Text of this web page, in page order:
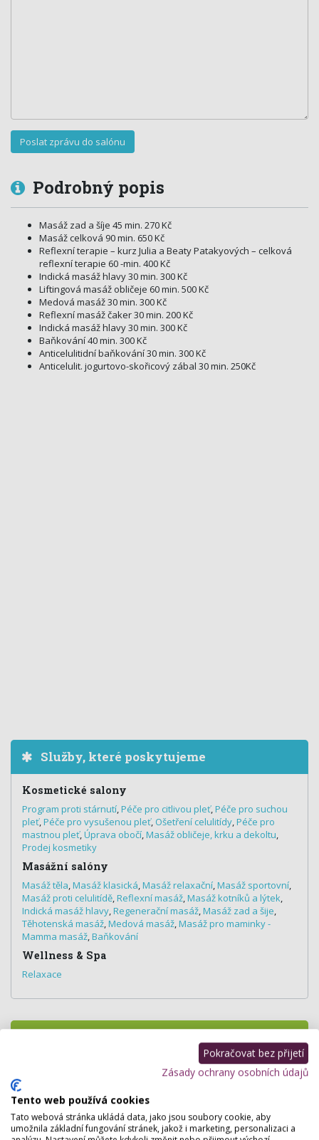
Podrobný popis
Masáž zad a šíje 45 min. 270 Kč
Masáž celková 90 min. 650 Kč
Reflexní terapie – kurz Julia a Beaty Patakyových – celková
reflexní terapie 60 -min. 400 Kč
Indická masáž hlavy 30 min. 300 Kč
Liftingová masáž obličeje 60 min. 500 Kč
Medová masáž 30 min. 300 Kč
Reflexní masáž čaker 30 min. 200 Kč
Indická masáž hlavy 30 min. 300 Kč
Baňkování 40 min. 300 Kč
Anticelulitidní baňkování 30 min. 300 Kč
Anticelulit. jogurtovo-skořicový zábal 30 min. 250Kč
Služby, které poskytujeme
Kosmetické salony
Program proti stárnutí,Péče pro citlivou pleť,Péče pro suchou
pleť,Péče pro vysušenou pleť, Ošetření celulitídy,Péče pro
mastnou pleť,Úprava obočí,Masáž obličeje, krku a dekoltu,
Prodej kosmetiky
Masážní salóny
Masáž těla,Masáž klasická,Masáž relaxační,Masáž sportovní,
Masáž proti celulitídě,Reflexní masáž,Masáž kotníků a lýtek,
Indická masáž hlavy,Regenerační masáž,Masáž zad a šije,
Těhotenská masáž,Medová masáž,Masáž pro maminky -
Mamma masáž,Baňkování
Wellness & Spa
Relaxace
přihlašte.
Pokračovat bez přijetí
Zásady ochrany osobních údajů
Tento web používá cookies
Tato webová stránka ukládá data, jako jsou soubory cookie, aby
umožnila základní fungování stránek, jakož i marketing, personalizaci a